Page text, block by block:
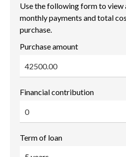
Use the following form to view
monthly payments and total
purchase.
Purchase amount
Financial contribution
Term of loan